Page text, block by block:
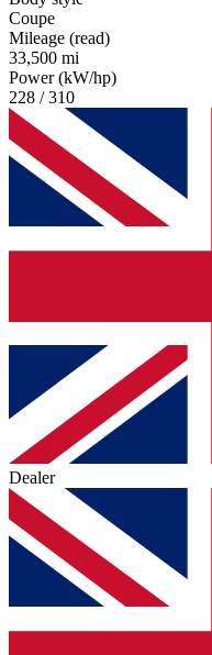
Coupe
Mileage (read)
33,500 mi
Power (kW/hp)
228 / 310
Dealer